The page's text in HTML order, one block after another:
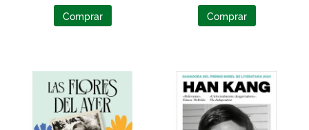
Comprar Comprar